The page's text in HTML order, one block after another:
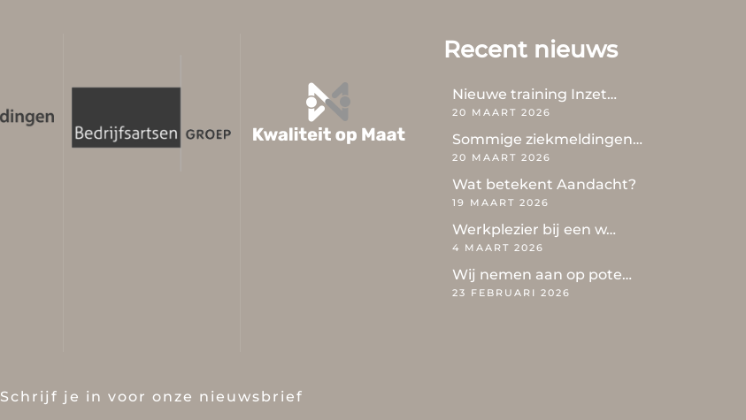
Schrijf je in voor onze nieuwsbrief
Recent nieuws
Nieuwe training Inzet…
20 MAART 2026
Sommige ziekmeldingen…
20 MAART 2026
Wat betekent Aandacht?
19 MAART 2026
Werkplezier bij een w…
4 MAART 2026
Wij nemen aan op pote…
23 FEBRUARI 2026